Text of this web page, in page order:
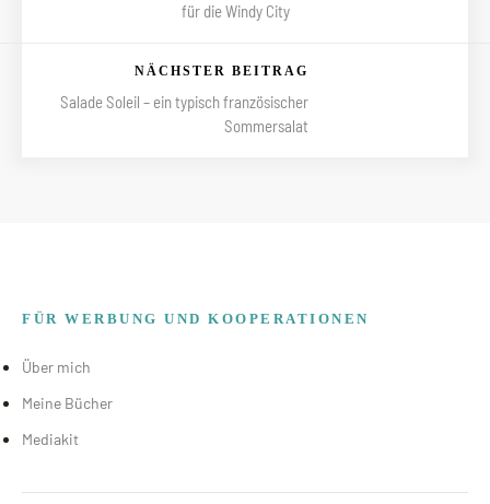
für die Windy City
NÄCHSTER BEITRAG
Salade Soleil – ein typisch französischer
Sommersalat
FÜR WERBUNG UND KOOPERATIONEN
Über mich
Meine Bücher
Mediakit